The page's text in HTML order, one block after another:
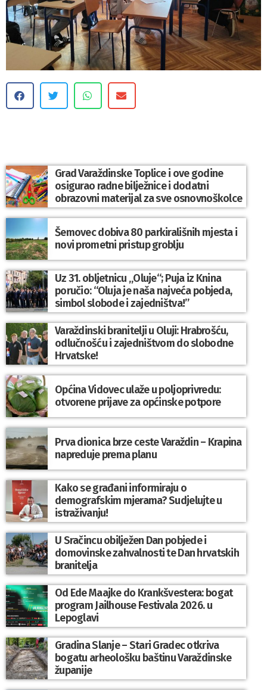
Grad Varaždinske Toplice i ove godine
osigurao radne bilježnice i dodatni
obrazovni materijal za sve osnovnoškolce
Šemovec dobiva 80 parkirališnih mjesta i
novi prometni pristup groblju
Uz 31. obljetnicu „Oluje“; Puja iz Knina
poručio: “Oluja je naša najveća pobjeda,
simbol slobode i zajedništva!”
Varaždinski branitelji u Oluji: Hrabrošću,
odlučnošću i zajedništvom do slobodne
Hrvatske!
Općina Vidovec ulaže u poljoprivredu:
otvorene prijave za općinske potpore
Prva dionica brze ceste Varaždin – Krapina
napreduje prema planu
Kako se građani informiraju o
demografskim mjerama? Sudjelujte u
istraživanju!
U Sračincu obilježen Dan pobjede i
domovinske zahvalnosti te Dan hrvatskih
branitelja
Od Ede Maajke do Krankšvestera: bogat
program Jailhouse Festivala 2026. u
Lepoglavi
Gradina Slanje – Stari Gradec otkriva
bogatu arheološku baštinu Varaždinske
županije